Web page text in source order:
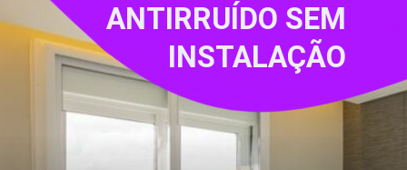
ANTIRRUÍDO SEM
INSTALAÇÃO